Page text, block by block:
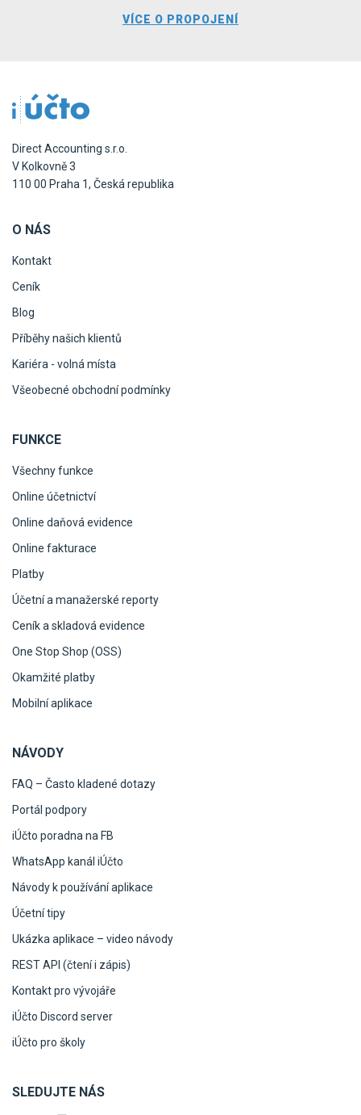
VÍCE O PROPOJENÍ
Direct Accounting s.r.o.
V Kolkovně 3
110 00 Praha 1, Česká republika
O NÁS
Kontakt
Ceník
Blog
Příběhy našich klientů
Kariéra - volná místa
Všeobecné obchodní podmínky
FUNKCE
Všechny funkce
Online účetnictví
Online daňová evidence
Online fakturace
Platby
Účetní a manažerské reporty
Ceník a skladová evidence
One Stop Shop (OSS)
Okamžité platby
Mobilní aplikace
NÁVODY
FAQ – Často kladené dotazy
Portál podpory
iÚčto poradna na FB
WhatsApp kanál iÚčto
Návody k používání aplikace
Účetní tipy
Ukázka aplikace – video návody
REST API (čtení i zápis)
Kontakt pro vývojáře
iÚčto Discord server
iÚčto pro školy
SLEDUJTE NÁS